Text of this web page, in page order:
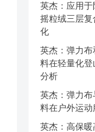
英杰：应用
摇粒绒三层
化
英杰：弹力
料在轻量化
分析
英杰：弹力
料在户外运
英杰：高保